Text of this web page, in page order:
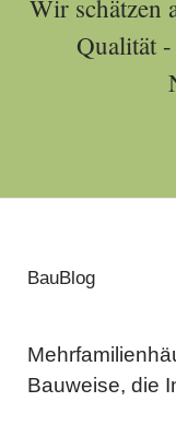
Wir schätzen
Qualität
BauBlog
Bauweise, die